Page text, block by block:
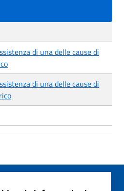
di una delle cause di
di una delle cause di